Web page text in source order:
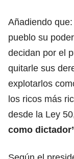
Añadiendo
pueblo su
decidan por el
quitarle sus
explotarlos
los ricos más
desde la Ley
como